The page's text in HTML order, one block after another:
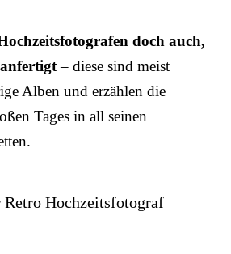
doch auch,
– diese sind meist
Alben und erzählen die
Tages in all seinen